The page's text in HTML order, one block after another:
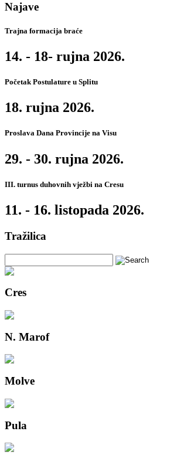
Najave
Trajna formacija braće
14. - 18- rujna 2026.
Početak Postulature u Splitu
18. rujna 2026.
Proslava Dana Provincije na Visu
29. - 30. rujna 2026.
III. turnus duhovnih vježbi na Cresu
11. - 16. listopada 2026.
Tražilica
Cres
N. Marof
Molve
Pula